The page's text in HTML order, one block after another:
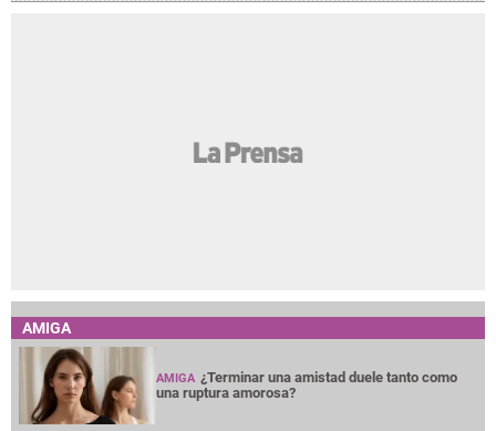
AMIGA
AMIGA ¿Terminar una amistad duele tanto como
una ruptura amorosa?